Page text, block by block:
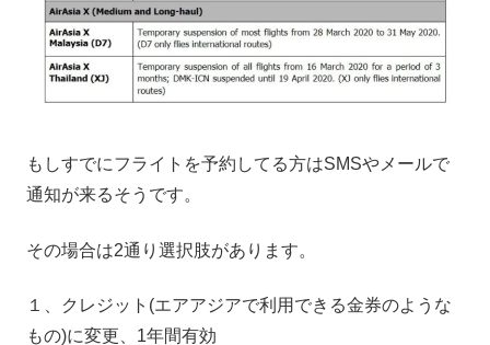
もしすでにフライトを予約してる方はSMSやメールで
通知が来るそうです。
その場合は2通り選択肢があります。
１、クレジット(エアアジアで利用できる金券のような
もの)に変更、1年間有効